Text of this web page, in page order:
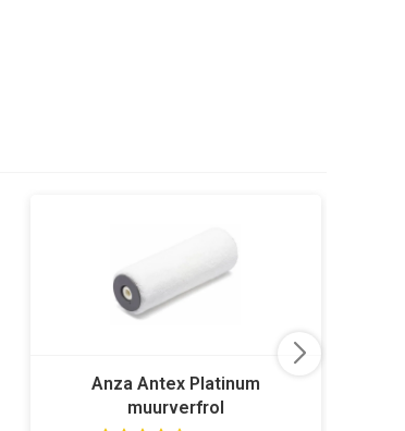
Anza Antex Platinum
muurverfrol